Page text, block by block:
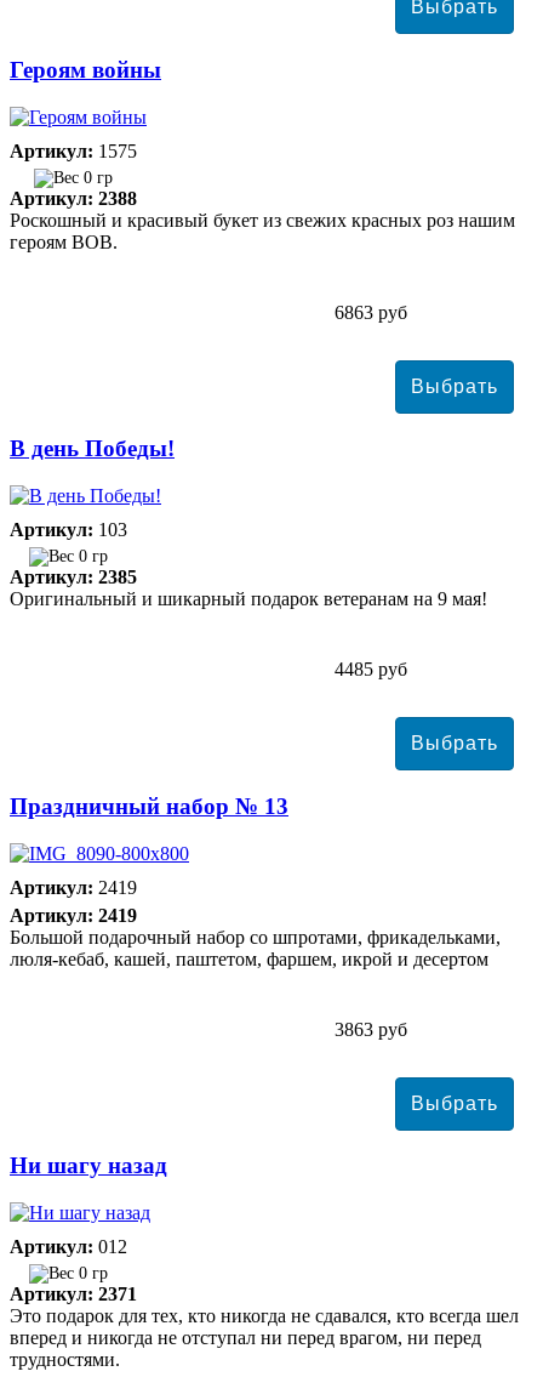
Героям войны
Артикул: 1575
0 гр
Артикул: 2388
Роскошный и красивый букет из свежих красных роз нашим
героям ВОВ.
6863 руб
В день Победы!
Артикул: 103
0 гр
Артикул: 2385
Оригинальный и шикарный подарок ветеранам на 9 мая!
4485 руб
Праздничный набор № 13
Артикул: 2419
Артикул: 2419
Большой подарочный набор со шпротами, фрикадельками,
люля-кебаб, кашей, паштетом, фаршем, икрой и десертом
3863 руб
Ни шагу назад
Артикул: 012
0 гр
Артикул: 2371
Это подарок для тех, кто никогда не сдавался, кто всегда шел
вперед и никогда не отступал ни перед врагом, ни перед
трудностями.